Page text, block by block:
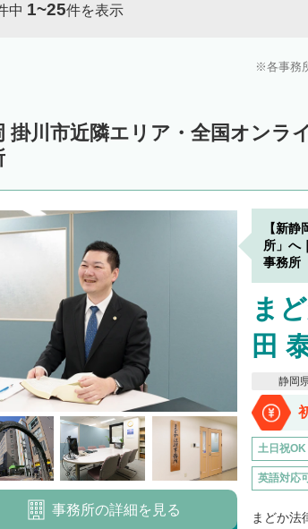
中 1~25件を表示
各事務
掛川市近隣エリア・全国オンラ
【新
所」へ
事務所
ま
田
静岡
土日祝OK
英語対応
まどか法
事務所の詳細を見る